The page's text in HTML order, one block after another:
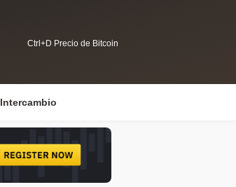
Ctrl+D Precio de Bitcoin
Intercambio